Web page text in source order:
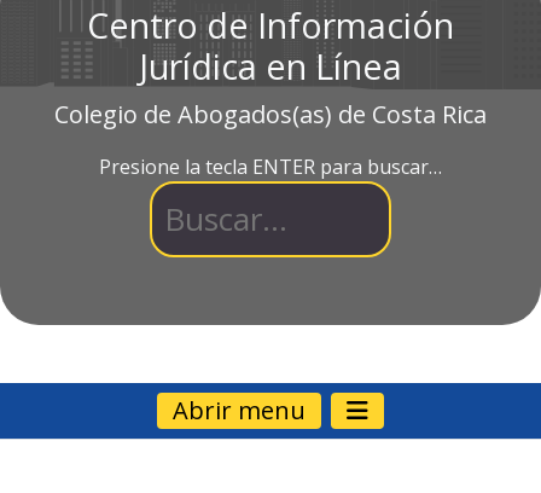
Centro de Información
Jurídica en Línea
Colegio de Abogados(as) de Costa Rica
Presione la tecla ENTER para buscar…
Abrir menu